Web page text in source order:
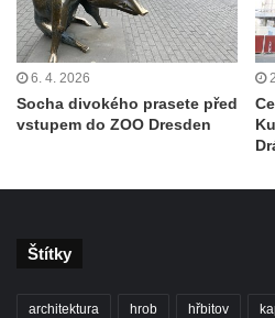
6. 4. 2026
Socha divokého prasete před
vstupem do ZOO Dresden
Štítky
architektura hrob hřbitov